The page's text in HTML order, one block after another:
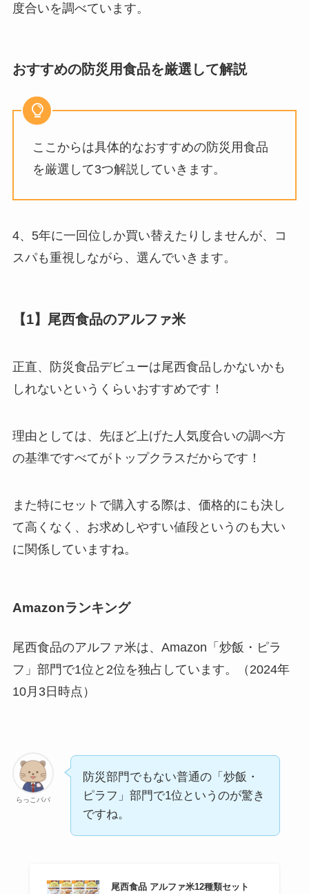
度合いを調べています。
おすすめの防災用食品を厳選して解説
ここからは具体的なおすすめの防災用食品
を厳選して3つ解説していきます。
4、5年に一回位しか買い替えたりしませんが、コ
スパも重視しながら、選んでいきます。
【1】尾西食品のアルファ米
正直、防災食品デビューは尾西食品しかないかも
しれないというくらいおすすめです！
理由としては、先ほど上げた人気度合いの調べ方
の基準ですべてがトップクラスだからです！
また特にセットで購入する際は、価格的にも決し
て高くなく、お求めしやすい値段というのも大い
に関係していますね。
Amazonランキング
尾西食品のアルファ米は、Amazon「炒飯・ピラ
フ」部門で1位と2位を独占しています。（2024年
10月3日時点）
らっこパパ
防災部門でもない普通の「炒飯・
ピラフ」部門で1位というのが驚き
ですね。
尾西食品 アルファ米12種類セット